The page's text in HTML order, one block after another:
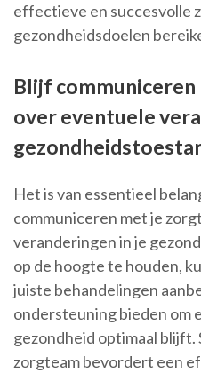
effectieve en succesvolle
gezondheidsdoelen
Blijf
over eventuele
Het is van essentieel
communiceren met je
veranderingen in je
op de hoogte te houden,
juiste behandelingen
ondersteuning bieden om
gezondheid optimaal blijft.
zorgteam bevordert een